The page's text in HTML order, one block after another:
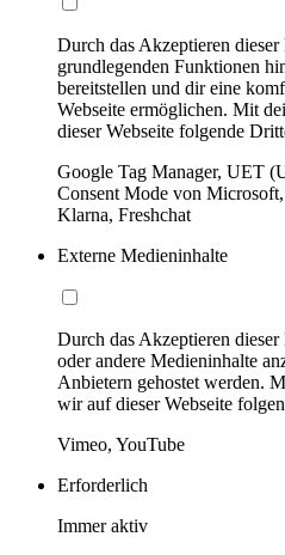
Durch das Akzeptieren
grundlegenden Funktionen
bereitstellen und dir eine
Webseite ermöglichen. Mit
dieser Webseite folgende
Google Tag Manager, UET
Consent Mode von
Klarna, Freshchat
Externe Medieninhalte
Durch das Akzeptieren
oder andere Medieninhalte
Anbietern gehostet werden.
wir auf dieser Webseite
Vimeo, YouTube
Erforderlich
Immer aktiv